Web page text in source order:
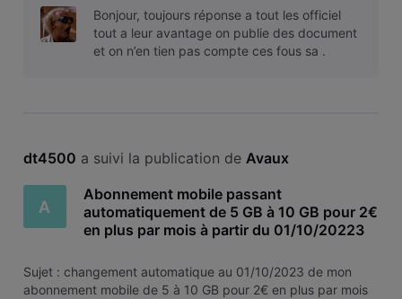
seulement 2€ par mois en plu
Bonjour, toujours réponse a tout les officiel
tout a leur avantage on publie des document
et on n’en tien pas compte ces fous sa .
dt4500 a suivi la publication de Avaux
A
Abonnement mobile passant
automatiquement de 5 GB à 10 GB pour 2€
en plus par mois à partir du 01/10/20223
Sujet : changement automatique au 01/10/2023 de mon
abonnement mobile de 5 à 10 GB pour 2€ en plus par mois